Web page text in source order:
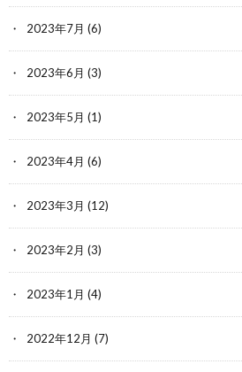
2023年7月 (6)
2023年6月 (3)
2023年5月 (1)
2023年4月 (6)
2023年3月 (12)
2023年2月 (3)
2023年1月 (4)
2022年12月 (7)